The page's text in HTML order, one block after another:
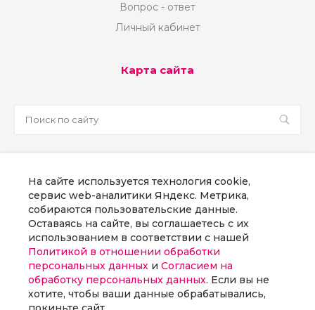
Вопрос - ответ
Личный кабинет
Карта сайта
8 800 300 58 70
г. Москва, наб Пресненская, д. 8, стр. 1
Заказать звонок
На сайте используется технология cookie,
сервис web-аналитики Яндекс. Метрика,
собираются пользовательские данные.
Оставаясь на сайте, вы соглашаетесь с их
использованием в соответствии с нашей
Политикой в отношении обработки
персональных данных и Согласием на
обработку персональных данных. Если вы не
хотите, чтобы ваши данные обрабатывались,